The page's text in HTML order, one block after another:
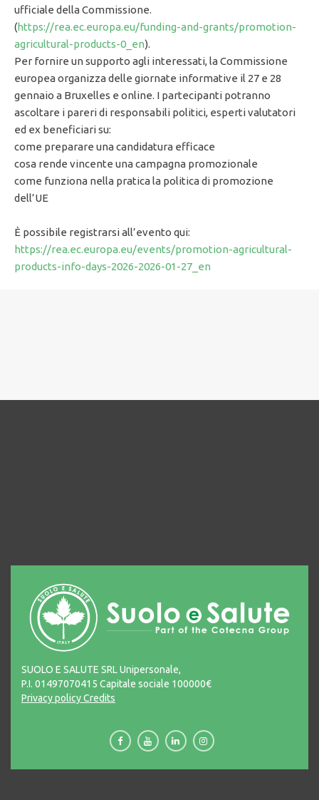
ufficiale della Commissione.
(https://rea.ec.europa.eu/funding-and-grants/promotion-
agricultural-products-0_en).
Per fornire un supporto agli interessati, la Commissione
europea organizza delle giornate informative il 27 e 28
gennaio a Bruxelles e online. I partecipanti potranno
ascoltare i pareri di responsabili politici, esperti valutatori
ed ex beneficiari su:
come preparare una candidatura efficace
cosa rende vincente una campagna promozionale
come funziona nella pratica la politica di promozione
dell’UE
È possibile registrarsi all’evento qui:
https://rea.ec.europa.eu/events/promotion-agricultural-
products-info-days-2026-2026-01-27_en
SUOLO E SALUTE SRL Unipersonale,
P.I. 01497070415 Capitale sociale 100000€
Privacy policyCredits